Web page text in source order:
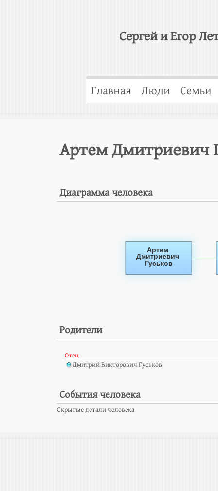
Сергей и Егор
Главная Люди Семьи
Артем Дмитриевич
Диаграмма человека
Родители
Отец
Дмитрий Викторович Гуськов
События человека
Скрытые детали человека